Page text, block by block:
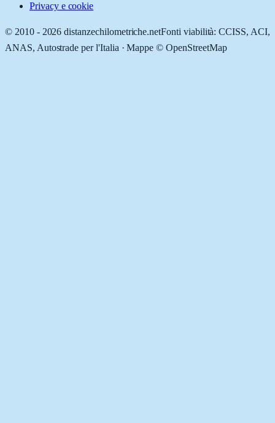
Privacy e cookie
© 2010 - 2026 distanzechilometriche.netFonti viabilità: CCISS, ACI,
ANAS, Autostrade per l'Italia · Mappe © OpenStreetMap